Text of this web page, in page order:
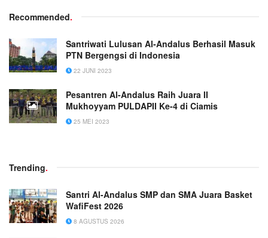
Recommended.
Santriwati Lulusan Al-Andalus Berhasil Masuk
PTN Bergengsi di Indonesia
22 JUNI 2023
Pesantren Al-Andalus Raih Juara II
Mukhoyyam PULDAPII Ke-4 di Ciamis
25 MEI 2023
Trending.
Santri Al-Andalus SMP dan SMA Juara Basket
WafiFest 2026
8 AGUSTUS 2026